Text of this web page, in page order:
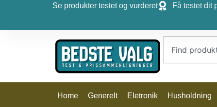
Se produkter testet og vurderet Få testet dit
Home Generelt Eletronik Husholdning